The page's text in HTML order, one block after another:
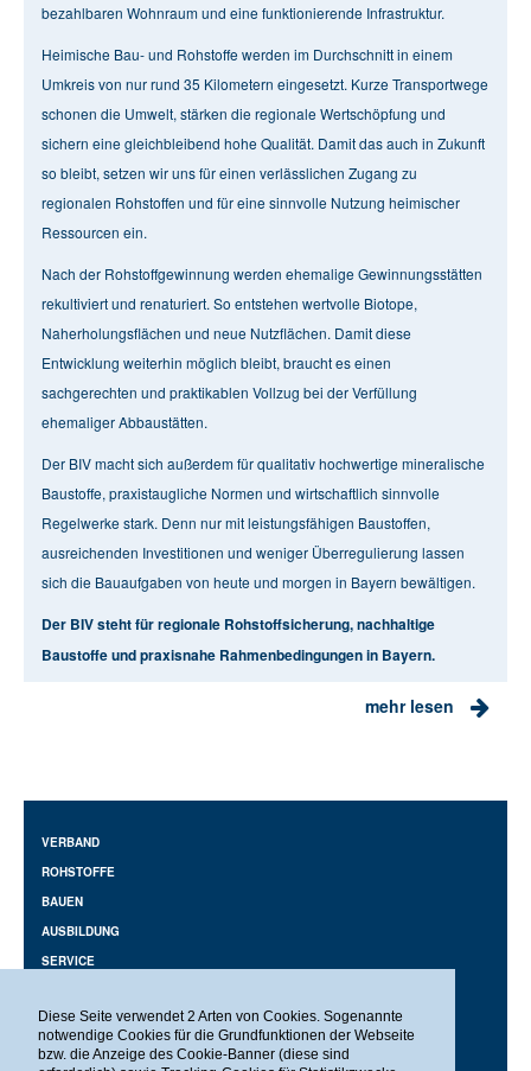
Diese Seite verwendet 2 Arten von Cookies. Sogenannte
notwendige Cookies für die Grundfunktionen der Webseite
bzw. die Anzeige des Cookie-Banner (diese sind
bezahlbaren Wohnraum und eine funktionierende Infrastruktur.
Heimische Bau- und Rohstoffe werden im Durchschnitt in einem
Umkreis von nur rund 35 Kilometern eingesetzt. Kurze Transportwege
schonen die Umwelt, stärken die regionale Wertschöpfung und
sichern eine gleichbleibend hohe Qualität. Damit das auch in Zukunft
so bleibt, setzen wir uns für einen verlässlichen Zugang zu
regionalen Rohstoffen und für eine sinnvolle Nutzung heimischer
Ressourcen ein.
Nach der Rohstoffgewinnung werden ehemalige Gewinnungsstätten
rekultiviert und renaturiert. So entstehen wertvolle Biotope,
Naherholungsflächen und neue Nutzflächen. Damit diese
Entwicklung weiterhin möglich bleibt, braucht es einen
sachgerechten und praktikablen Vollzug bei der Verfüllung
ehemaliger Abbaustätten.
Der BIV macht sich außerdem für qualitativ hochwertige mineralische
Baustoffe, praxistaugliche Normen und wirtschaftlich sinnvolle
Regelwerke stark. Denn nur mit leistungsfähigen Baustoffen,
ausreichenden Investitionen und weniger Überregulierung lassen
sich die Bauaufgaben von heute und morgen in Bayern bewältigen.
Der BIV steht für regionale Rohstoffsicherung, nachhaltige
Baustoffe und praxisnahe Rahmenbedingungen in Bayern.
mehr lesen
VERBAND
ROHSTOFFE
BAUEN
AUSBILDUNG
SERVICE
DATENSCHUTZ
IMPRESSUM